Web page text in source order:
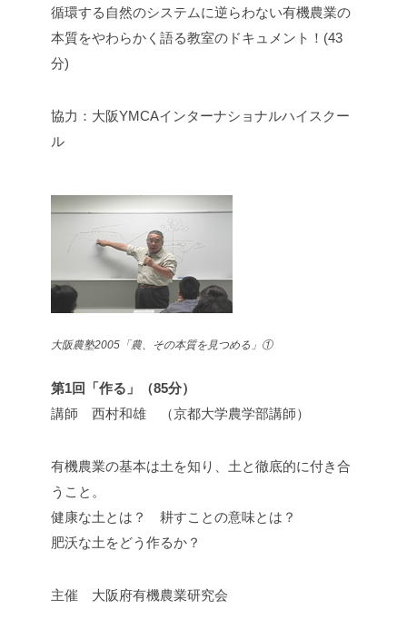
循環する自然のシステムに逆らわない有機農業の
本質をやわらかく語る教室のドキュメント！(43
分)
協力：大阪YMCAインターナショナルハイスクー
ル
大阪農塾2005「農、その本質を見つめる」①
第1回「作る」（85分）
講師 西村和雄 （京都大学農学部講師）
有機農業の基本は土を知り、土と徹底的に付き合
うこと。
健康な土とは？ 耕すことの意味とは？
肥沃な土をどう作るか？
主催 大阪府有機農業研究会